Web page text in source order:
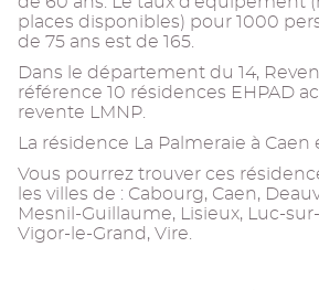
places disponibles) pour 1000
de 75 ans est de 165.
Dans le département du 14,
référence 10 résidences EHPAD
revente LMNP.
La résidence La Palmeraie à Caen
Vous pourrez trouver ces
les villes de : Cabourg, Caen,
Mesnil-Guillaume, Lisieux, Luc-
Vigor-le-Grand, Vire.